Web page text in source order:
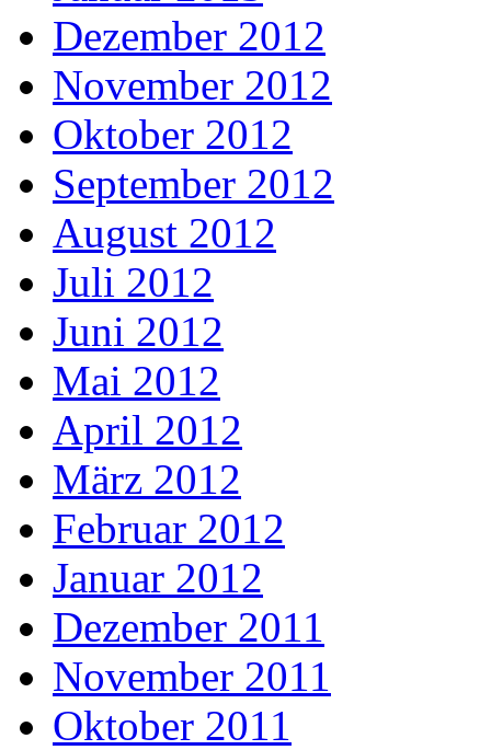
Dezember 2012
November 2012
Oktober 2012
September 2012
August 2012
Juli 2012
Juni 2012
Mai 2012
April 2012
März 2012
Februar 2012
Januar 2012
Dezember 2011
November 2011
Oktober 2011